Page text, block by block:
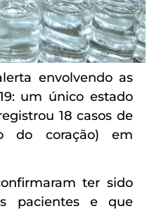
envolvendo as
um único estado
18 casos de
do coração) em
ter sido
pacientes e que